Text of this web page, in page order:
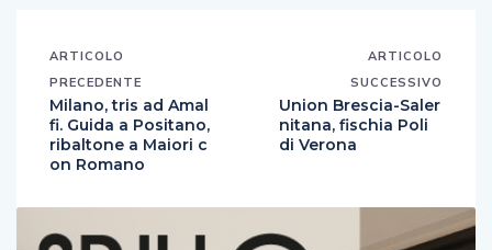
ARTICOLO
PRECEDENTE
Milano, tris ad Amal
fi. Guida a Positano,
ribaltone a Maiori c
on Romano
ARTICOLO
SUCCESSIVO
Union Brescia-Saler
nitana, fischia Poli
di Verona